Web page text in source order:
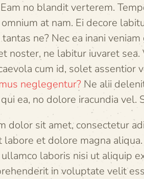
no blandit verterem.
at nam. Ei decore
ne? Nec ea inani
noster, ne labitur iuvaret
cum id, solet assentior
neglegentur? Ne alii
ea, no dolore iracundia vel.
dolor sit amet, consectetur
labore et dolore magna
laboris nisi ut aliquip
in voluptate velit